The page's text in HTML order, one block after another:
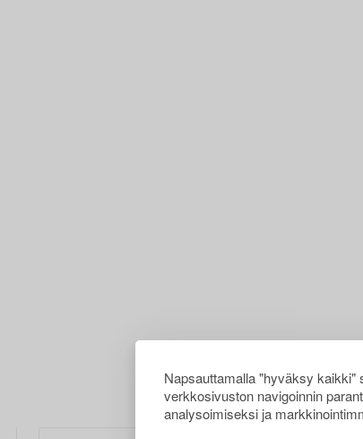
Napsauttamalla "hyväksy kaikki"
verkkosivuston navigoinnin
analysoimiseksi ja